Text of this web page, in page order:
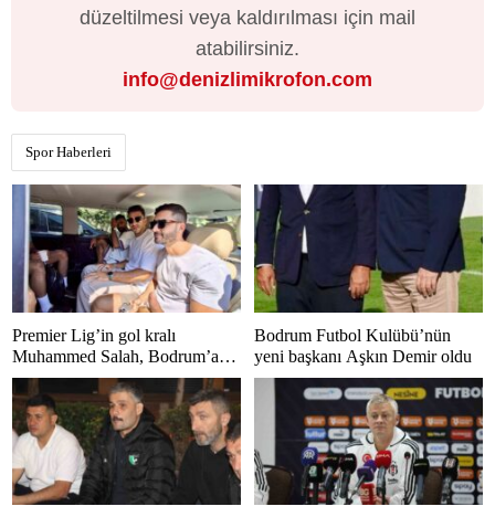
düzeltilmesi veya kaldırılması için mail
atabilirsiniz.
info@denizlimikrofon.com
Spor Haberleri
Premier Lig’in gol kralı
Muhammed Salah, Bodrum’a
hayran kaldı
Bodrum Futbol Kulübü’nün
yeni başkanı Aşkın Demir oldu